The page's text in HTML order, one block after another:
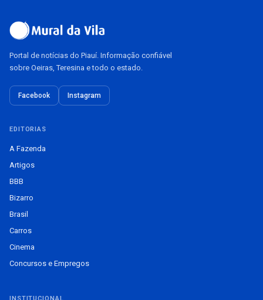
Portal de notícias do Piauí. Informação confiável
sobre Oeiras, Teresina e todo o estado.
Facebook Instagram
EDITORIAS
A Fazenda
Artigos
BBB
Bizarro
Brasil
Carros
Cinema
Concursos e Empregos